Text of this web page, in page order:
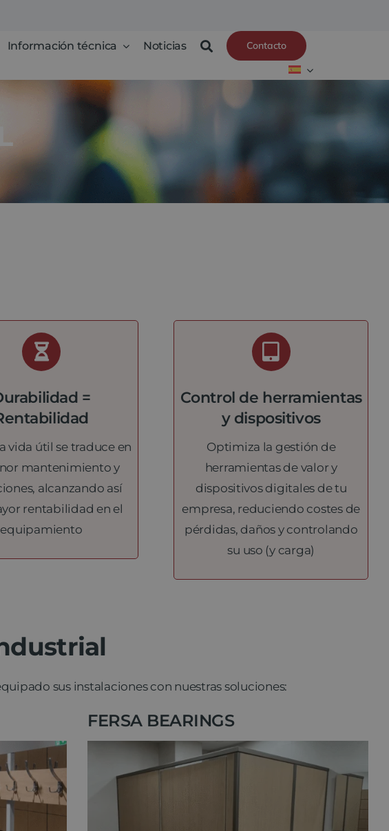
Información técnica Noticias Contacto
=
vida útil se traduce en
mantenimiento y
alcanzando así
rentabilidad en el
equipamiento
Control de herramientas
y dispositivos
Optimiza la gestión de
herramientas de valor y
dispositivos digitales de tu
empresa, reduciendo costes de
pérdidas, daños y controlando
su uso (y carga)
sus instalaciones con nuestras soluciones:
FERSA BEARINGS